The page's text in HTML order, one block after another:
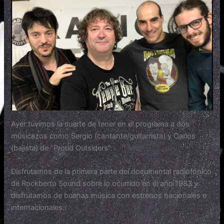
Ayer tuvimos la suerte de tener en el programa a dos
musicazos como Sergio (cantante/guitarrista) y Carlos
(bajista) de “Proud Outsiders”.
Disfrutamos de la primera parte del documental radiofónico
de Rockberto Sound sobre lo ocurrido en el año 1983 y
disfrutamos de buenas música con estrenos nacionales e
internacionales.